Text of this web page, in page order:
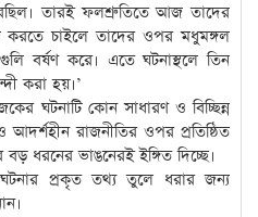
তারই ফলশ্রুতিতে আজ তাদের
করতে চাইলে তাদের ওপর মধুমঙ্গল
বর্ষণ করে। এতে ঘটনাস্থলে তিন
করা হয়।’
ঘটনাটি কোন সাধারণ ও বিচ্ছিন্ন
রাজনীতির ওপর প্রতিষ্ঠিত
ধরনের ভাঙনেরই ইঙ্গিত দিচ্ছে।
ঘটনার প্রকৃত তথ্য তুলে ধরার জন্য